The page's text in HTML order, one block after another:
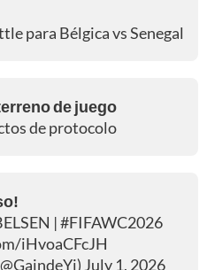
para Bélgica vs Senegal
de juego
de protocolo
|#FIFAWC2026
iHvoaCFcJH
July 1, 2026